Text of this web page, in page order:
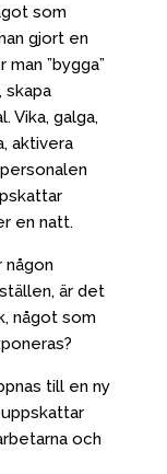
som
gjort en
”bygga”
skapa
Vika, galga,
aktivera
en natt.
är det
något som
till en ny
och